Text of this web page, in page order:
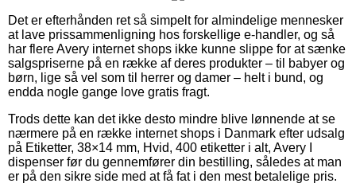
Det er efterhånden ret så simpelt for almindelige mennesker
at lave prissammenligning hos forskellige e-handler, og så
har flere Avery internet shops ikke kunne slippe for at sænke
salgspriserne på en række af deres produkter – til babyer og
børn, lige så vel som til herrer og damer – helt i bund, og
endda nogle gange love gratis fragt.
Trods dette kan det ikke desto mindre blive lønnende at se
nærmere på en række internet shops i Danmark efter udsalg
på Etiketter, 38×14 mm, Hvid, 400 etiketter i alt, Avery I
dispenser før du gennemfører din bestilling, således at man
er på den sikre side med at få fat i den mest betalelige pris.